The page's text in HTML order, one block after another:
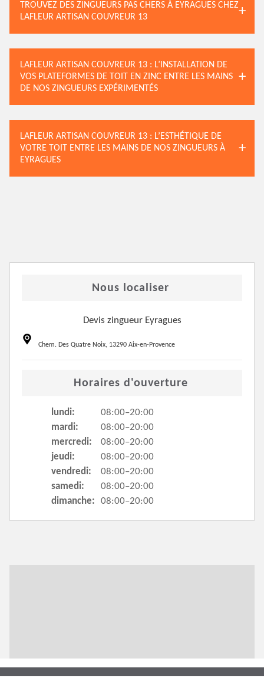
TROUVEZ DES ZINGUEURS PAS CHERS À EYRAGUES CHEZ
LAFLEUR ARTISAN COUVREUR 13
LAFLEUR ARTISAN COUVREUR 13 : L’INSTALLATION DE
VOS PLATEFORMES DE TOIT EN ZINC ENTRE LES MAINS
DE NOS ZINGUEURS EXPÉRIMENTÉS
LAFLEUR ARTISAN COUVREUR 13 : L’ESTHÉTIQUE DE
VOTRE TOIT ENTRE LES MAINS DE NOS ZINGUEURS À
EYRAGUES
Nous localiser
Devis zingueur Eyragues
Chem. Des Quatre Noix, 13290 Aix-en-Provence
Horaires d'ouverture
lundi:
08:00–20:00
mardi:
08:00–20:00
mercredi:
08:00–20:00
jeudi:
08:00–20:00
vendredi:
08:00–20:00
samedi:
08:00–20:00
dimanche:
08:00–20:00